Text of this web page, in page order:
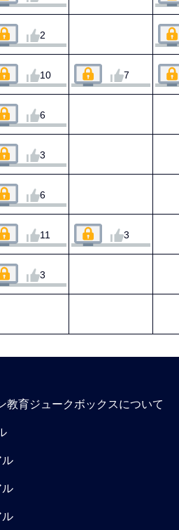
2
10 7
6
3
6
11 3
3
教育ジュークボックスについて
ル
ル
ル